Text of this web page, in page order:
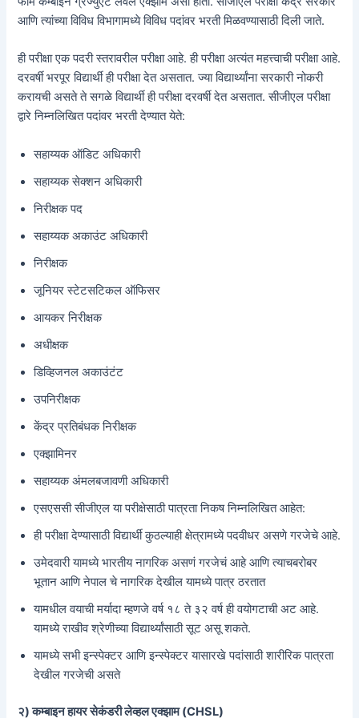
आणि त्यांच्या विविध विभागामध्ये विविध पदांवर भरती मिळवण्यासाठी दिली जाते.
ही परीक्षा एक पदरी स्तरावरील परीक्षा आहे. ही परीक्षा अत्यंत महत्त्वाची परीक्षा आहे.
दरवर्षी भरपूर विद्यार्थी ही परीक्षा देत असतात. ज्या विद्यार्थ्यांना सरकारी नोकरी
करायची असते ते सगळे विद्यार्थी ही परीक्षा दरवर्षी देत असतात. सीजीएल परीक्षा
द्वारे निम्नलिखित पदांवर भरती देण्यात येते:
सहाय्यक ऑडिट अधिकारी
सहाय्यक सेक्शन अधिकारी
निरीक्षक पद
सहाय्यक अकाउंट अधिकारी
निरीक्षक
जूनियर स्टेटसटिकल ऑफिसर
आयकर निरीक्षक
अधीक्षक
डिव्हिजनल अकाउंटंट
उपनिरीक्षक
केंद्र प्रतिबंधक निरीक्षक
एक्झामिनर
सहाय्यक अंमलबजावणी अधिकारी
एसएससी सीजीएल या परीक्षेसाठी पात्रता निकष निम्नलिखित आहेत:
ही परीक्षा देण्यासाठी विद्यार्थी कुठल्याही क्षेत्रामध्ये पदवीधर असणे गरजेचे आहे.
उमेदवारी यामध्ये भारतीय नागरिक असणं गरजेचं आहे आणि त्याचबरोबर
भूतान आणि नेपाल चे नागरिक देखील यामध्ये पात्र ठरतात
यामधील वयाची मर्यादा म्हणजे वर्ष १८ ते ३२ वर्ष ही वयोगटाची अट आहे.
यामध्ये राखीव श्रेणीच्या विद्यार्थ्यांसाठी सूट असू शकते.
यामध्ये सभी इन्स्पेक्टर आणि इन्स्पेक्टर यासारखे पदांसाठी शारीरिक पात्रता
देखील गरजेची असते
२) कम्बाइन हायर सेकंडरी लेव्हल एक्झाम (CHSL)